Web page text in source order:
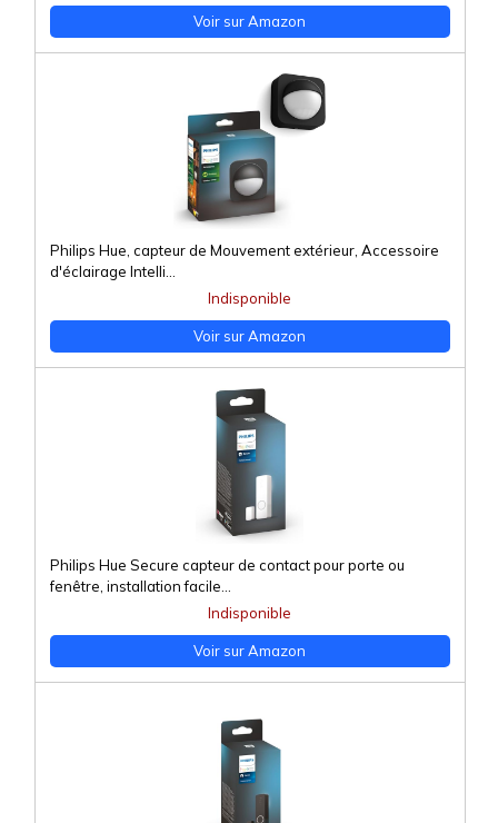
Voir sur Amazon
Philips Hue, capteur de Mouvement extérieur, Accessoire
d'éclairage Intelli...
Indisponible
Voir sur Amazon
Philips Hue Secure capteur de contact pour porte ou
fenêtre, installation facile...
Indisponible
Voir sur Amazon